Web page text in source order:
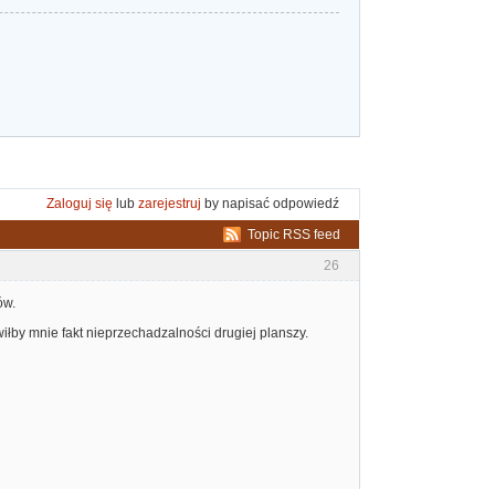
Zaloguj się lub zarejestruj by napisać odpowiedź
Topic RSS feed
26
mnie fakt nieprzechadzalności drugiej planszy.